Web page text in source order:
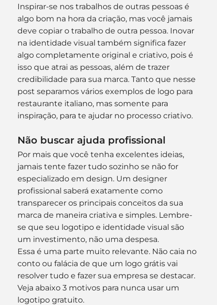
Inspirar-se nos trabalhos de outras pessoas é
algo bom na hora da criação, mas você jamais
deve copiar o trabalho de outra pessoa. Inovar
na identidade visual também significa fazer
algo completamente original e criativo, pois é
isso que atrai as pessoas, além de trazer
credibilidade para sua marca. Tanto que nesse
post separamos vários exemplos de logo para
restaurante italiano, mas somente para
inspiração, para te ajudar no processo criativo.
Não buscar ajuda profissional
Por mais que você tenha excelentes ideias,
jamais tente fazer tudo sozinho se não for
especializado em design. Um designer
profissional saberá exatamente como
transparecer os principais conceitos da sua
marca de maneira criativa e simples. Lembre-
se que seu logotipo e identidade visual são
um investimento, não uma despesa.
Essa é uma parte muito relevante. Não caia no
conto ou falácia de que um logo grátis vai
resolver tudo e fazer sua empresa se destacar.
Veja abaixo 3 motivos para nunca usar um
logotipo gratuito.